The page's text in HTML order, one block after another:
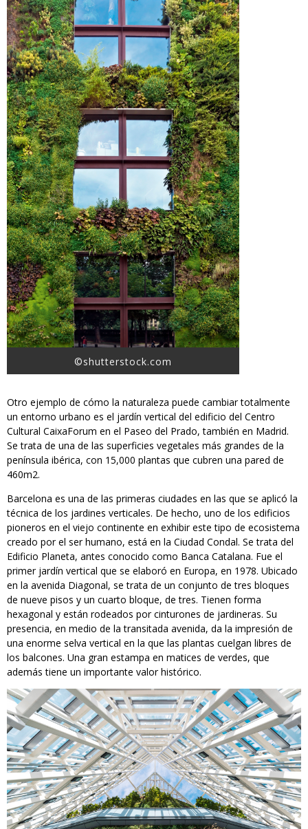
©shutterstock.com
Otro ejemplo de cómo la naturaleza puede cambiar totalmente
un entorno urbano es el jardín vertical del edificio del Centro
Cultural CaixaForum en el Paseo del Prado, también en Madrid.
Se trata de una de las superficies vegetales más grandes de la
península ibérica, con 15,000 plantas que cubren una pared de
460m2.
Barcelona es una de las primeras ciudades en las que se aplicó la
técnica de los jardines verticales. De hecho, uno de los edificios
pioneros en el viejo continente en exhibir este tipo de ecosistema
creado por el ser humano, está en la Ciudad Condal. Se trata del
Edificio Planeta, antes conocido como Banca Catalana. Fue el
primer jardín vertical que se elaboró en Europa, en 1978. Ubicado
en la avenida Diagonal, se trata de un conjunto de tres bloques
de nueve pisos y un cuarto bloque, de tres. Tienen forma
hexagonal y están rodeados por cinturones de jardineras. Su
presencia, en medio de la transitada avenida, da la impresión de
una enorme selva vertical en la que las plantas cuelgan libres de
los balcones. Una gran estampa en matices de verdes, que
además tiene un importante valor histórico.